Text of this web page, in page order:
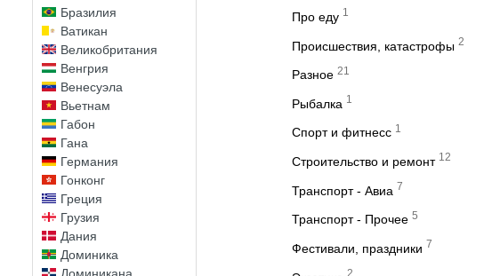
Бразилия
Ватикан
Великобритания
Венгрия
Венесуэла
Вьетнам
Габон
Гана
Германия
Гонконг
Греция
Грузия
Дания
Доминика
Про еду 1
Происшествия, катастрофы 2
Разное 21
Рыбалка 1
Спорт и фитнесс 1
Строительство и ремонт 12
Транспорт - Авиа 7
Транспорт - Прочее 5
Фестивали, праздники 7
2